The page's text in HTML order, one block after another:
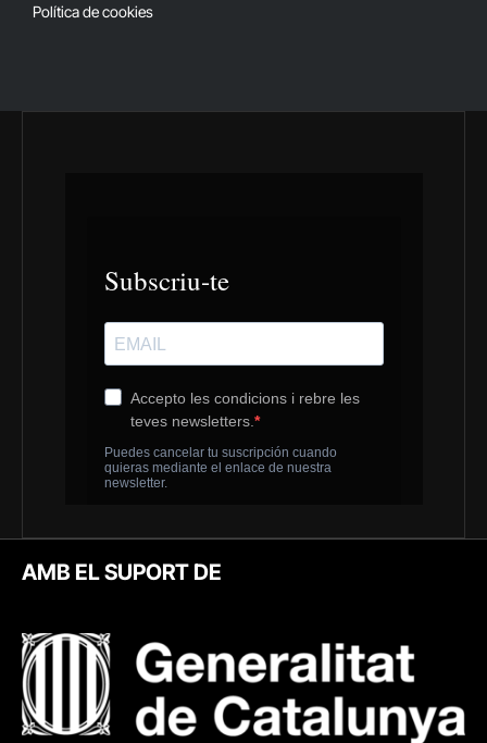
Política de cookies
AMB EL SUPORT DE